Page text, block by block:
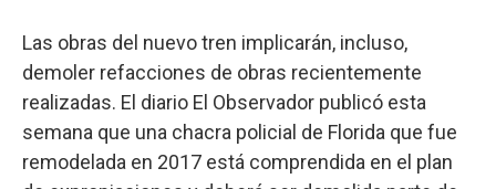
Las obras del nuevo tren implicarán, incluso,
demoler refacciones de obras recientemente
realizadas. El diario El Observador publicó esta
semana que una chacra policial de Florida que fue
remodelada en 2017 está comprendida en el plan